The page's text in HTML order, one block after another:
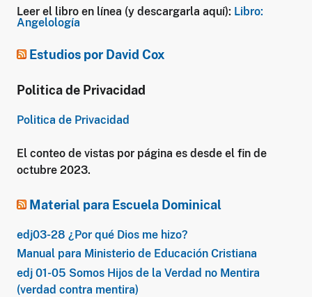
Leer el libro en línea (y descargarla aquí): Libro:
Angelología
Estudios por David Cox
Politica de Privacidad
Politica de Privacidad
El conteo de vistas por página es desde el fin de
octubre 2023.
Material para Escuela Dominical
edj03-28 ¿Por qué Dios me hizo?
Manual para Ministerio de Educación Cristiana
edj 01-05 Somos Hijos de la Verdad no Mentira
(verdad contra mentira)